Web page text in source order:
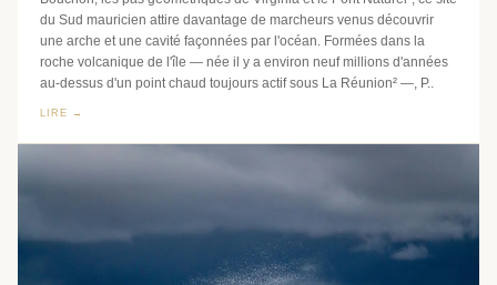
du Sud mauricien attire davantage de marcheurs venus découvrir
une arche et une cavité façonnées par l'océan. Formées dans la
roche volcanique de l'île — née il y a environ neuf millions d'années
au-dessus d'un point chaud toujours actif sous La Réunion² —, P..
LIRE →